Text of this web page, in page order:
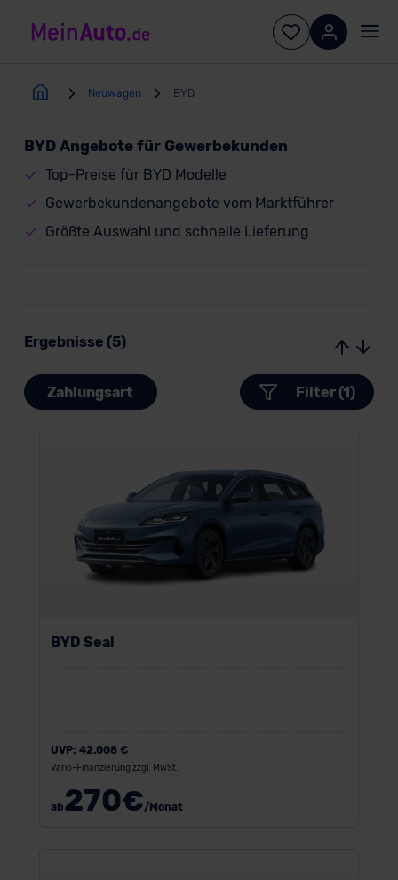
Neuwagen BYD
BYD Angebote für Gewerbekunden
Top-Preise für BYD Modelle
Gewerbekundenangebote vom Marktführer
Größte Auswahl und schnelle Lieferung
Ergebnisse (5)
Zahlungsart Filter (1)
BYD Seal
UVP: 42.008 €
Vario-Finanzierung zzgl. MwSt.
ab270€/Monat